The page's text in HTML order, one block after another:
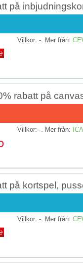
på
Villkor: -. Mer från:
rabatt på
Villkor: -. Mer från:
på kortspel,
Villkor: -. Mer från: